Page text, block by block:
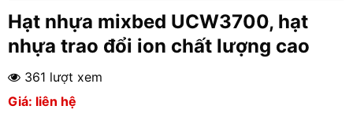
Hạt nhựa mixbed UCW3700, hạt
nhựa trao đổi ion chất lượng cao
361 lượt xem
Giá: liên hệ